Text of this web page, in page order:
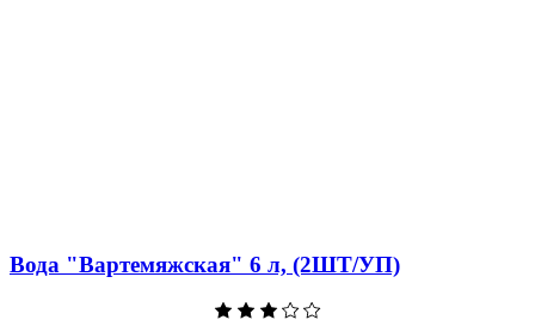
Вода "Вартемяжская" 6 л, (2ШТ/УП)